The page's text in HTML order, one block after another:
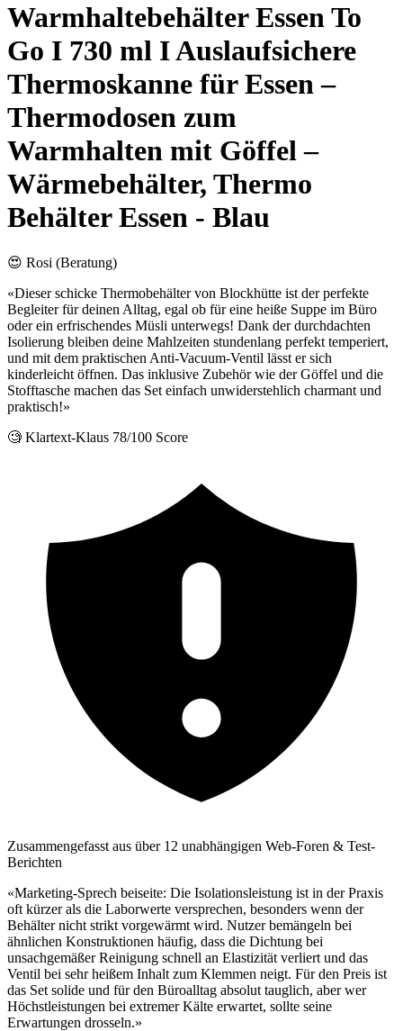
Warmhaltebehälter Essen To
Go I 730 ml I Auslaufsichere
Thermoskanne für Essen –
Thermodosen zum
Warmhalten mit Göffel –
Wärmebehälter, Thermo
Behälter Essen - Blau
😍 Rosi (Beratung)
«Dieser schicke Thermobehälter von Blockhütte ist der perfekte
Begleiter für deinen Alltag, egal ob für eine heiße Suppe im Büro
oder ein erfrischendes Müsli unterwegs! Dank der durchdachten
Isolierung bleiben deine Mahlzeiten stundenlang perfekt temperiert,
und mit dem praktischen Anti-Vacuum-Ventil lässt er sich
kinderleicht öffnen. Das inklusive Zubehör wie der Göffel und die
Stofftasche machen das Set einfach unwiderstehlich charmant und
praktisch!»
🧐 Klartext-Klaus 78/100 Score
Zusammengefasst aus über 12 unabhängigen Web-Foren & Test-
Berichten
«Marketing-Sprech beiseite: Die Isolationsleistung ist in der Praxis
oft kürzer als die Laborwerte versprechen, besonders wenn der
Behälter nicht strikt vorgewärmt wird. Nutzer bemängeln bei
ähnlichen Konstruktionen häufig, dass die Dichtung bei
unsachgemäßer Reinigung schnell an Elastizität verliert und das
Ventil bei sehr heißem Inhalt zum Klemmen neigt. Für den Preis ist
das Set solide und für den Büroalltag absolut tauglich, aber wer
Höchstleistungen bei extremer Kälte erwartet, sollte seine
Erwartungen drosseln.»